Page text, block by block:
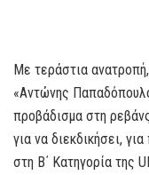
Με τεράστια
«Αντώνης
προβάδισμα στη
για να διεκδικήσει,
στη Β΄ Κατηγορία της